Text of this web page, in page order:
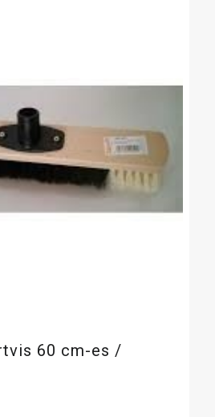
60 cm-es /